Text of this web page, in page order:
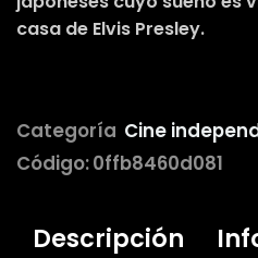
casa de Elvis Presley.
Categoría Cine
Código:0ffb8460d081
Descripción